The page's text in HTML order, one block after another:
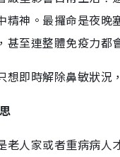
精神。最攞命是夜
至連整體免疫力都
即時解除鼻敏狀況
老人家或者重病病